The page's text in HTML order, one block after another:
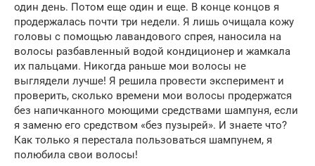
один день. Потом еще один и еще. В конце концов я
продержалась почти три недели. Я лишь очищала кожу
головы с помощью лавандового спрея, наносила на
волосы разбавленный водой кондиционер и жамкала
их пальцами. Никогда раньше мои волосы не
выглядели лучше! Я решила провести эксперимент и
проверить, сколько времени мои волосы продержатся
без напичканного моющими средствами шампуня, если
я заменю его средством «без пузырей». И знаете что?
Как только я перестала пользоваться шампунем, я
полюбила свои волосы!